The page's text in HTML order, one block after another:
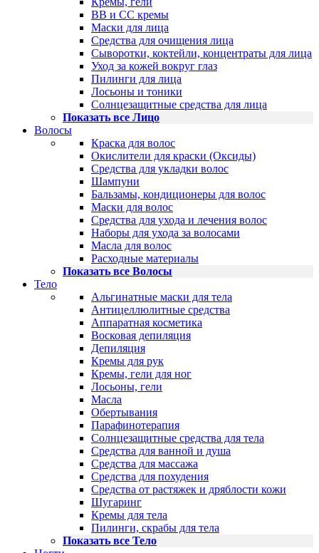
BB и CC кремы
Маски для лица
Средства для очищения лица
Сыворотки, коктейли, концентраты для лица
Уход за кожей вокруг глаз
Пилинги для лица
Лосьоны и тоники
Солнцезащитные средства для лица
Показать все Лицо
Волосы
Краска для волос
Окислители для краски (Оксиды)
Средства для укладки волос
Шампуни
Бальзамы, кондиционеры для волос
Маски для волос
Средства для ухода и лечения волос
Наборы для ухода за волосами
Масла для волос
Расходные материалы
Показать все Волосы
Тело
Альгинатные маски для тела
Антицеллюлитные средства
Аппаратная косметика
Восковая депиляция
Депиляция
Кремы для рук
Кремы, гели для ног
Лосьоны, гели
Масла
Обертывания
Парафинотерапия
Солнцезащитные средства для тела
Средства для ванной и душа
Средства для массажа
Средства для похудения
Средства от растяжек и дряблости кожи
Шугаринг
Кремы для тела
Пилинги, скрабы для тела
Показать все Тело